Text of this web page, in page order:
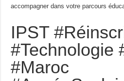
accompagner dans votre parcours
IPST
#Technologie
#Maroc